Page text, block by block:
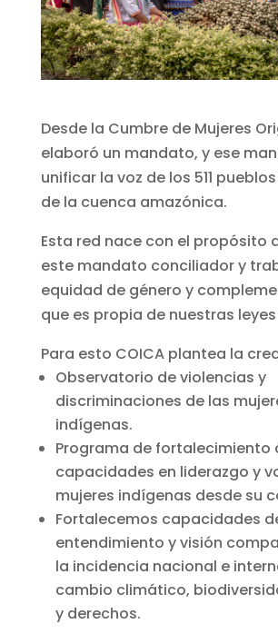
Desde la Cumbre de Mujeres
elaboró un mandato, y ese
unificar la voz de los 511
de la cuenca amazónica.
Esta red nace con el propósito
este mandato conciliador y
equidad de género y
que es propia de nuestras
Para esto COICA plantea la
Observatorio de violencias y
discriminaciones de las
indígenas.
Programa de fortalecimiento
capacidades en liderazgo y
mujeres indígenas desde su
Fortalecemos capacidades
entendimiento y visión
la incidencia nacional e
cambio climático,
y derechos.